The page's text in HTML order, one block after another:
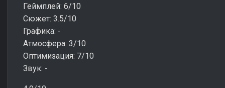
Геймплей: 6/10
Сюжет: 3.5/10
Графика: -
Атмосфера: 3/10
Оптимизация: 7/10
Звук: -